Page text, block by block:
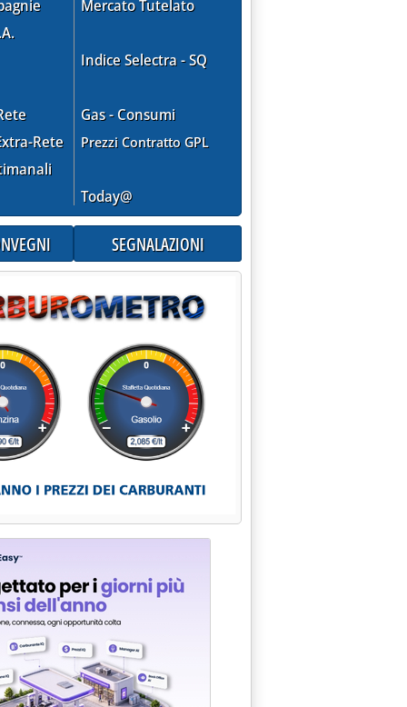
alle 11.28.
denuncia Confartigianato '
Rete
Mercato Tutelato
Indice Selectra - SQ
Gas - Consumi
Prezzi Contratto GPL
Today@
SEGNALAZIONI